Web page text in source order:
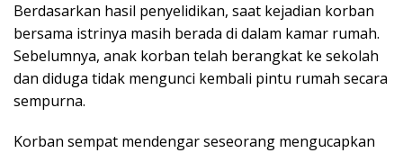
Berdasarkan hasil penyelidikan, saat kejadian korban
bersama istrinya masih berada di dalam kamar rumah.
Sebelumnya, anak korban telah berangkat ke sekolah
dan diduga tidak mengunci kembali pintu rumah secara
sempurna.
Korban sempat mendengar seseorang mengucapkan